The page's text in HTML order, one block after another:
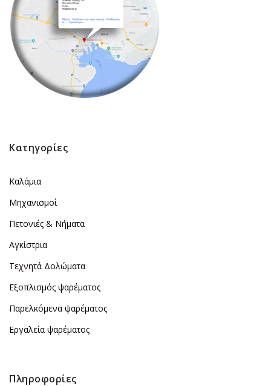
Κατηγορίες
Καλάμια
Μηχανισμοί
Πετονιές & Νήματα
Αγκίστρια
Τεχνητά Δολώματα
Εξοπλισμός ψαρέματος
Παρελκόμενα ψαρέματος
Εργαλεία ψαρέματος
Πληροφορίες